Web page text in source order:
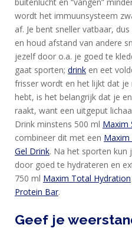
wordt het immuunsysteem
af. Je bent sneller vatbaar,
en houd afstand van andere
jezelf door o.a. je goed te
gaat sporten; drink en eet
frisser wordt en het lijkt dat
hebt, is het belangrijk dat je
raakt, want een uitgeput
Drink minstens 500 ml Maxim
combineer dit met een Maxim
Gel Drink. Na het sporten kun
door goed te hydrateren en
750 ml Maxim Total Hydration
Protein Bar.
Geef je
DIEET
MAXIM
TRAINING
CIRKEL
MAXIM
FEEDS
BLUE
NANA
BLOG
KLANTENSERVICE